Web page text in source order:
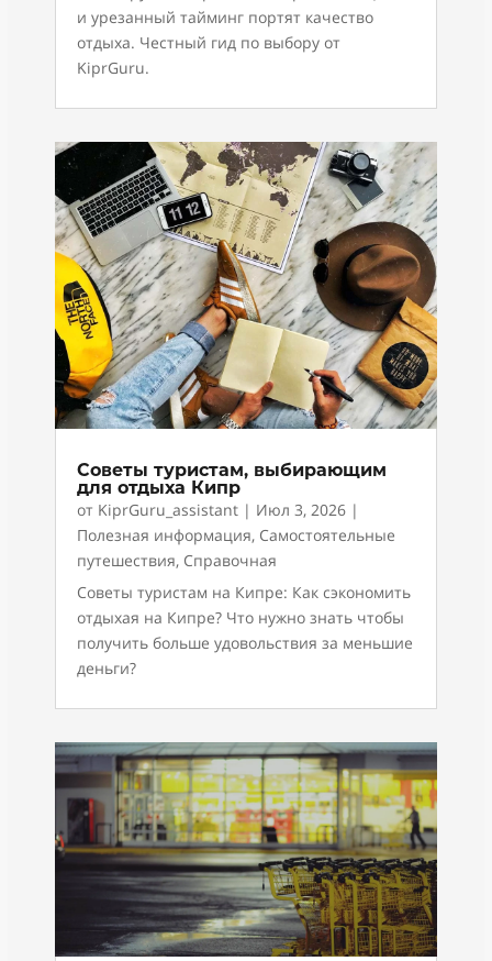
и урезанный тайминг портят качество
отдыха. Честный гид по выбору от
KiprGuru.
Советы туристам, выбирающим
для отдыха Кипр
от KiprGuru_assistant | Июл 3, 2026 |
Полезная информация, Самостоятельные
путешествия, Справочная
Советы туристам на Кипре: Как сэкономить
отдыхая на Кипре? Что нужно знать чтобы
получить больше удовольствия за меньшие
деньги?